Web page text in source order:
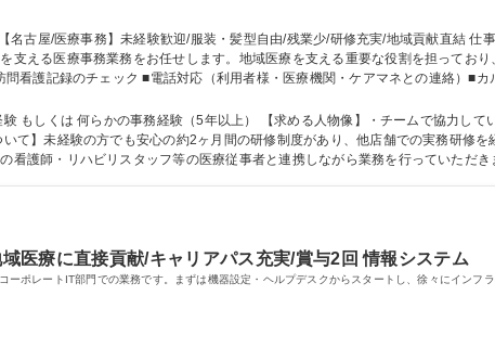
える医療事務業務をお任せします。地域医療を支える重要な役割を担っており、や
看護記録のチェック ■電話対応（利用者様・医療機関・ケアマネとの連絡）■
マネジャー様へ連携/レセプト業務/訪問看護記録と稼働日報チェック ◎中旬：請
等 ◎下旬：レセプト準備、加算チェック依頼 等 募集職種 【名古屋/医療事務】未経験歓迎/服装・髪型自由/残業少/
もしくは 何らかの事務経験（5年以上） 【求める人物像】・チームで協力して
看護師・リハビリスタッフ等の医療従事者と連携しながら業務を行っていただ
域医療に直接貢献/キャリアパス充実/賞与2回 情報システム
ポレートIT部門での業務です。まずは機器設定・ヘルプデスクからスタートし、徐々にインフ